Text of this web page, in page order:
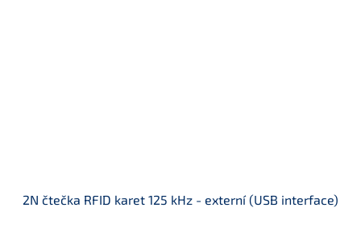
2N čtečka RFID karet 125 kHz - externí (USB interface)